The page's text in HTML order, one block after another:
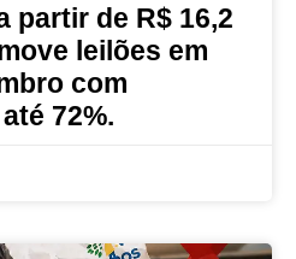
partir de R$ 16,2
leilões em
com
72%.